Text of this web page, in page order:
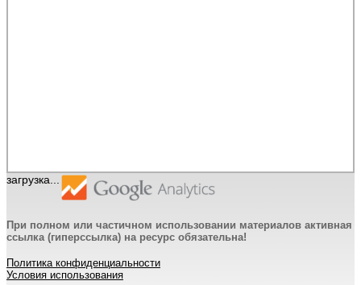
загрузка...
При полном или частичном использовании материалов активная
ссылка (гиперссылка) на ресурс обязательна!
Политика конфиденциальности
Условия использования